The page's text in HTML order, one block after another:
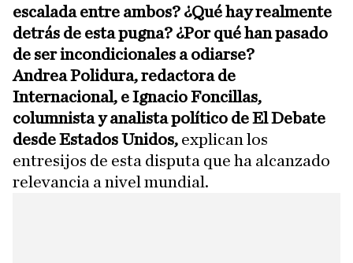
escalada entre ambos? ¿Qué hay realmente
detrás de esta pugna? ¿Por qué han pasado
de ser incondicionales a odiarse?
Andrea Polidura, redactora de
Internacional, e Ignacio Foncillas,
columnista y analista político de El Debate
desde Estados Unidos, explican los
entresijos de esta disputa que ha alcanzado
relevancia a nivel mundial.